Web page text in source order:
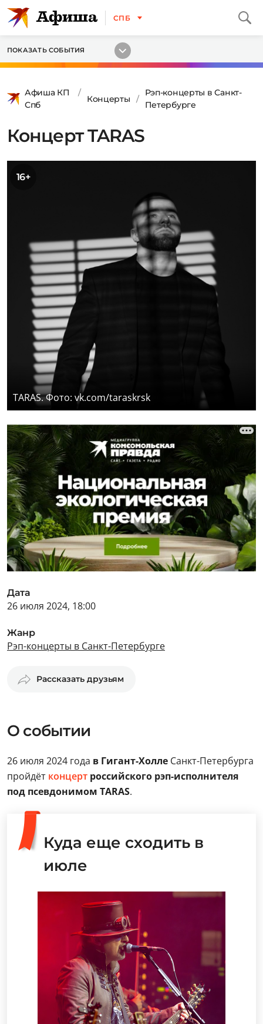
СПБ
ПОКАЗАТЬ СОБЫТИЯ
Афиша КП
Спб
Концерты
Рэп-концерты в Санкт-
Петербурге
Концерт TARAS
16+
TARAS. Фото: vk.com/taraskrsk
Дата
26 июля 2024, 18:00
Жанр
Рэп-концерты в Санкт-Петербурге
Рассказать друзьям
О событии
26 июля 2024 года в Гигант-Холле Санкт-Петербурга
пройдёт концерт российского рэп-исполнителя
под псевдонимом TARAS.
Куда еще сходить в
июле